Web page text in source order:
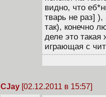
видно, что
тварь не раз] ),
так), конечно
деле это такая
играющая с
CJay [02.12.2011 в 15:57]